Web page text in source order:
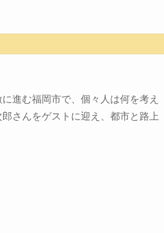
進む福岡市で、個々人は何を考え
さんをゲストに迎え、都市と路上